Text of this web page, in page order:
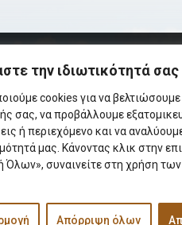
την ιδιωτικότητά σας
cookies για να βελτιώσουμε
σας, να προβάλλουμε
ή περιεχόμενο και να
μας. Κάνοντας κλικ στην
Όλων», συναινείτε στη χρήση
Απόρριψη όλων
Επαρχίας Αμαρίου
τη θέση της Ένωσης
από το 1966 μέχρι
των μελών του Δ.Σ
Σωματείων της